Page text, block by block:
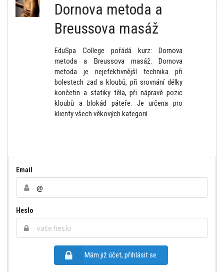
Dornova metoda a
Breussova masáž
EduSpa College pořádá kurz: Dornova
metoda a Breussova masáž. Dornova
metoda je nejefektivnější technika při
bolestech zad a kloubů, při srovnání délky
končetin a statiky těla, při nápravě pozic
kloubů a blokád páteře. Je určena pro
klienty všech věkových kategorií.
Email
Heslo
Mám již účet, přihlásit se